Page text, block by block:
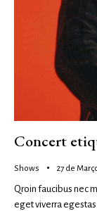
Concert
Shows 27 de
Qroin faucibus nec
eget viverra egestas